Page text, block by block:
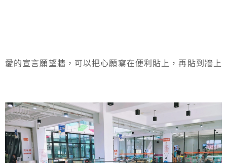
愛的宣言願望牆，可以把心願寫在便利貼上，再貼到牆上